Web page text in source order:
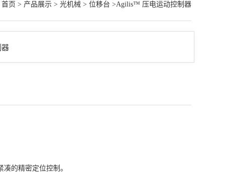
首页 > 产品展示> 光机械> 位移台 >Agilis™ 压电运动控制器
的精密定位控制。